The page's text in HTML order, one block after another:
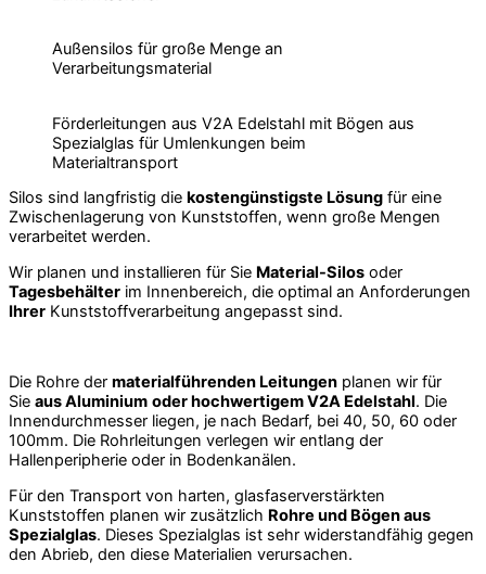
Außensilos für große Menge an
Verarbeitungsmaterial
Förderleitungen aus V2A Edelstahl mit Bögen aus
Spezialglas für Umlenkungen beim
Materialtransport
Silos sind langfristig die kostengünstigste Lösung für eine
Zwischenlagerung von Kunststoffen, wenn große Mengen
verarbeitet werden.
Wir planen und installieren für Sie Material-Silos oder
Tagesbehälter im Innenbereich, die optimal an Anforderungen
Ihrer Kunststoffverarbeitung angepasst sind.
Die Rohre der materialführenden Leitungen planen wir für
Sie aus Aluminium oder hochwertigem V2A Edelstahl. Die
Innendurchmesser liegen, je nach Bedarf, bei 40, 50, 60 oder
100mm. Die Rohrleitungen verlegen wir entlang der
Hallenperipherie oder in Bodenkanälen.
Für den Transport von harten, glasfaserverstärkten
Kunststoffen planen wir zusätzlich Rohre und Bögen aus
Spezialglas. Dieses Spezialglas ist sehr widerstandfähig gegen
den Abrieb, den diese Materialien verursachen.